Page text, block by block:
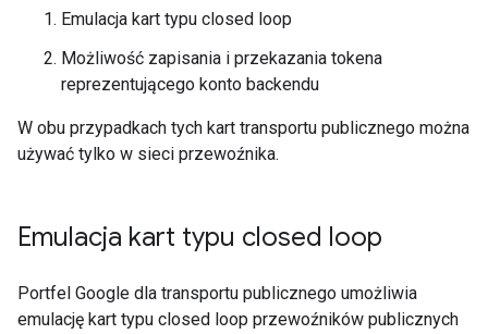
Emulacja kart typu closed loop
Możliwość zapisania i przekazania tokena
reprezentującego konto backendu
W obu przypadkach tych kart transportu publicznego można
używać tylko w sieci przewoźnika.
Emulacja kart typu closed loop
Portfel Google dla transportu publicznego umożliwia
emulację kart typu closed loop przewoźników publicznych